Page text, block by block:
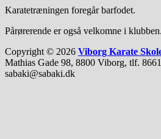
Karatetræningen foregår barfodet.
Pårørerende er også velkomne i klubben.
Copyright © 2026 Viborg Karate
Mathias Gade 98, 8800 Viborg, tlf.
sabaki@sabaki.dk